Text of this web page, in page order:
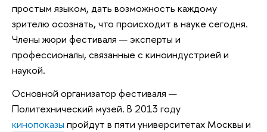
простым языком, дать возможность каждому
зрителю осознать, что происходит в науке сегодня.
Члены жюри фестиваля — эксперты и
профессионалы, связанные с киноиндустрией и
наукой.
Основной организатор фестиваля —
Политехнический музей. В 2013 году
кинопоказы пройдут в пяти университетах Москвы и